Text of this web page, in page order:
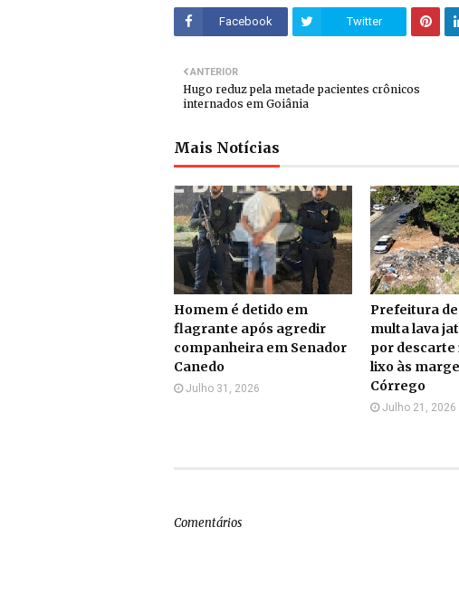
Facebook Twitter
ANTERIOR
Hugo reduz pela metade pacientes crônicos
internados em Goiânia
Mais Notícias
Homem é detido em
flagrante após agredir
companheira em Senador
Canedo
Julho 31, 2026
Prefeitura
multa lava
por
lixo às
Córrego
Julho 21, 2026
Comentários